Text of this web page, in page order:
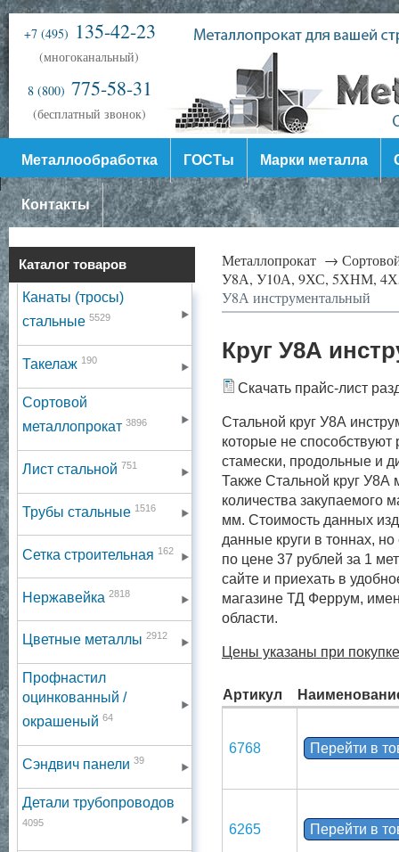
+7 (495) 135-42-23
(многоканальный)
8 (800) 775-58-31
(бесплатный звонок)
Металлообработка ГОСТы Марки металла
Контакты
Каталог товаров
Канаты (тросы)
стальные 5529
Такелаж 190
Сортовой
металлопрокат 3896
Лист стальной 751
Трубы стальные 1516
Сетка строительная 162
Нержавейка 2818
Цветные металлы 2912
Профнастил
оцинкованный /
окрашеный 64
Сэндвич панели 39
Детали трубопроводов
4095
Металлопрокат →
У8А, У10А, 9ХС, 5ХНМ,
У8А инструментальный
Круг У8А
Скачать прайс-лист
Стальной круг У8А
которые не
стамески, продольные и
Также Стальной круг У8А
количества закупаемого
мм. Стоимость данных
данные круги в тоннах,
по цене 37 рублей за 1
сайте и приехать в
магазине ТД Феррум,
области.
Цены указаны при
Артикул
6768 Перейти в
6265 Перейти в